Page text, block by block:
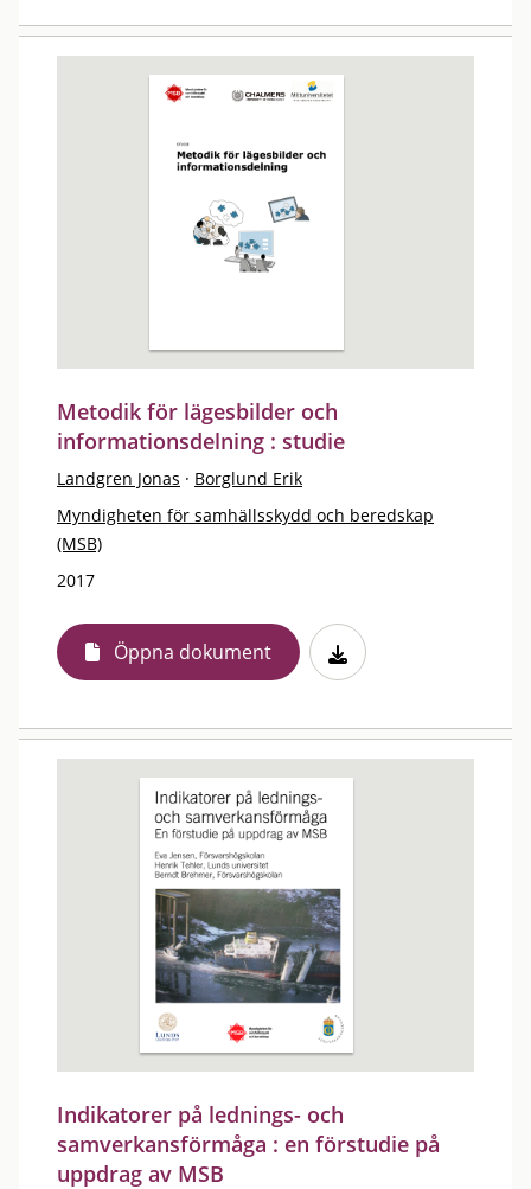
Metodik för lägesbilder och
informationsdelning : studie
Landgren Jonas · Borglund Erik
Myndigheten för samhällsskydd och beredskap
(MSB)
2017
Öppna dokument
Indikatorer på lednings- och
samverkansförmåga : en förstudie på
uppdrag av MSB